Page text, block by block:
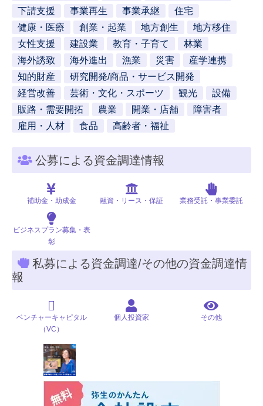
下請支援
事業再生 事業承継
住宅
健康・医療
創業・起業 地方創生
地方移住
女性支援
建設業 教育・子育て
林業
海外誘致
海外進出 漁業 災害
産学連携
知的財産
研究開発/商品・サービス開発
経営改善
芸術・文化・スポーツ 観光
設備
販路・需要開拓
農業 開業・店舗
障害者
雇用・人材
食品 高齢者・福祉
公募による資金調達情報
補助金・助成金 融資・リース・保証 業務受託・事業委託
ビジネスプラン募集・表
彰
私募による資金調達/その他の資金調達情
報
ベンチャーキャピタル
（VC）
個人投資家 その他